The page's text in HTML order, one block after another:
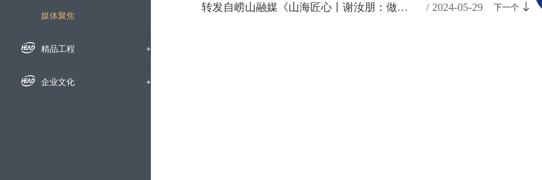
荣誉资质
企业宣传片
媒体聚焦
精品工程 +
国内工程
企业文化 +
转发自崂山融媒《山海匠心丨谢汝朋：做精品的“细节控”工程师》 / 2024-05-29 下一个